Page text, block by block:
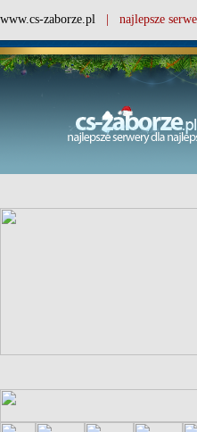
www.cs-zaborze.pl | najlepsze